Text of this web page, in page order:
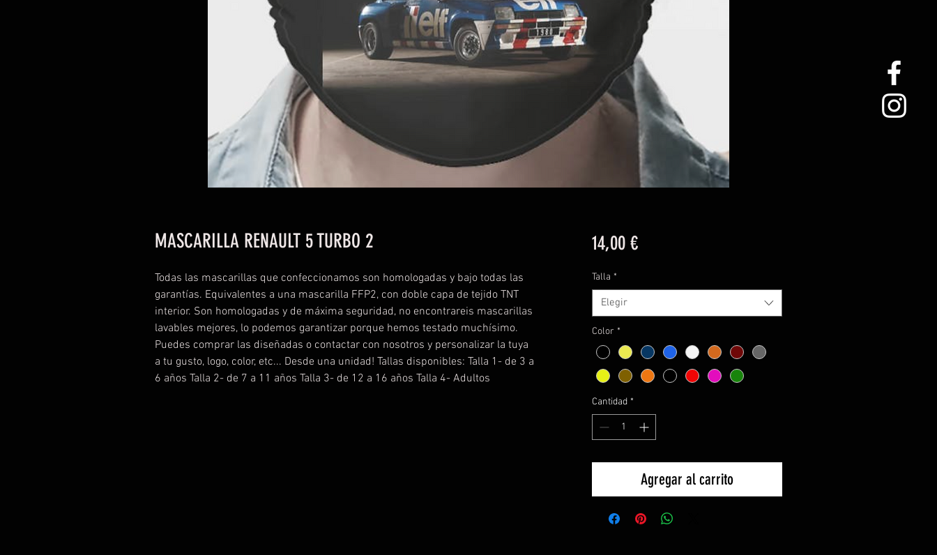
MASCARILLA RENAULT 5 TURBO 2
Todas las mascarillas que confeccionamos son homologadas y bajo todas las
garantías. Equivalentes a una mascarilla FFP2, con doble capa de tejido TNT
interior. Son homologadas y de máxima seguridad, no encontrareis mascarillas
lavables mejores, lo podemos garantizar porque hemos testado muchísimo.
Puedes comprar las diseñadas o contactar con nosotros y personalizar la tuya
a tu gusto, logo, color, etc... Desde una unidad! Tallas disponibles: Talla 1- de 3 a
6 años Talla 2- de 7 a 11 años Talla 3- de 12 a 16 años Talla 4- Adultos
14,00 €Precio
Talla *
Elegir
Color *
Cantidad *
Agregar al carrito